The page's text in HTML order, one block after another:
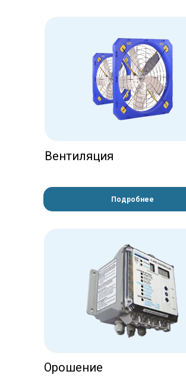
Орошение
Вентиляция
Подробнее